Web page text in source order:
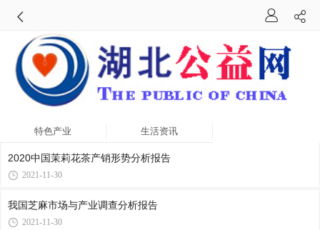
特色产业 生活资讯
2020中国茉莉花茶产销形势分析报告
2021-11-30
我国芝麻市场与产业调查分析报告
2021-11-30